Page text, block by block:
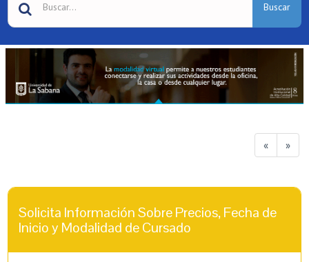
Buscar
« »
Solicita Información Sobre Precios, Fecha de
Inicio y Modalidad de Cursado